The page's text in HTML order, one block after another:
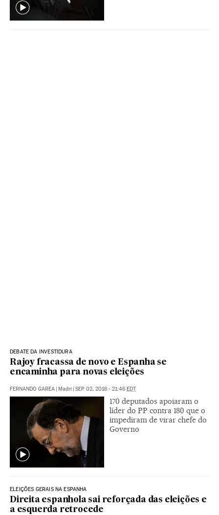
DEBATE DA INVESTIDURA
Rajoy fracassa de novo e Espanha se
encaminha para novas eleições
FERNANDO GAREA Madri SEP 02, 2016 - 21:46 EDT
170 deputados apoiaram o
líder do PP contra 180 que o
impediram de virar chefe do
Governo
ELEIÇÕES GERAIS NA ESPANHA
Direita espanhola sai reforçada das eleições e
a esquerda retrocede